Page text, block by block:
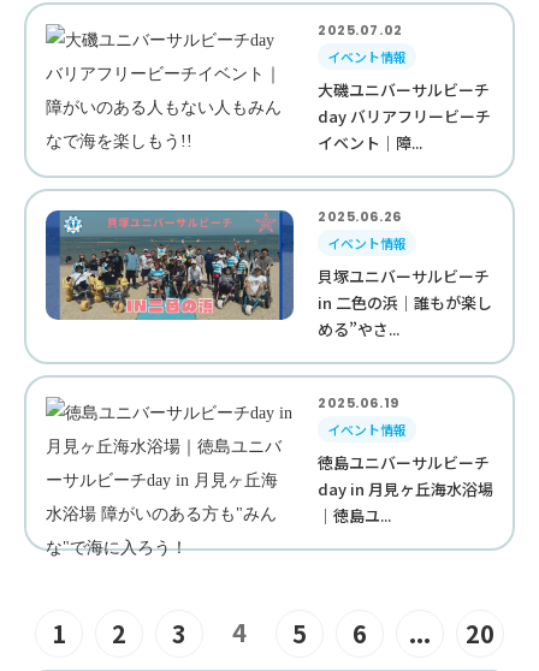
2025.07.02
イベント情報
大磯ユニバーサルビーチ
day バリアフリービーチ
イベント｜障...
2025.06.26
イベント情報
貝塚ユニバーサルビーチ
in 二色の浜｜誰もが楽し
める”やさ...
2025.06.19
イベント情報
徳島ユニバーサルビーチ
day in 月見ヶ丘海水浴場
｜徳島ユ...
1 2 3 4 5 6 ... 20